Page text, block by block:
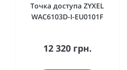
Точка доступа ZYXEL
WAC6103D-I-EU0101F
12 320 грн.